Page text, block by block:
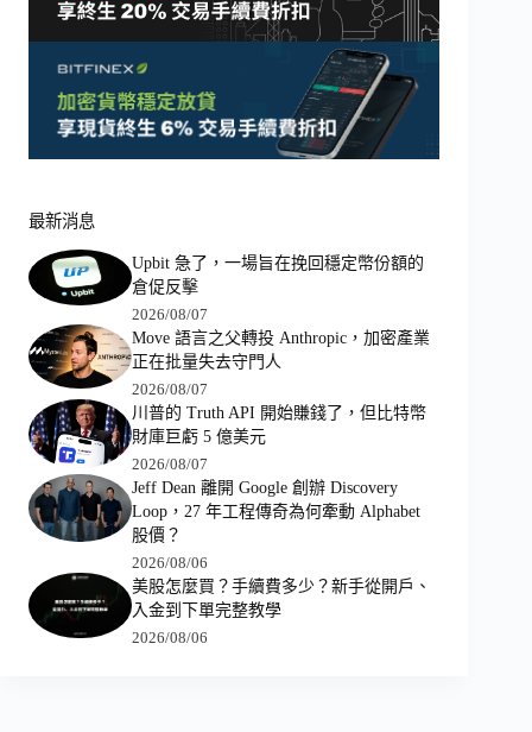
最新消息
Upbit 急了，一場旨在挽回穩定幣份額的
倉促反擊
2026/08/07
Move 語言之父轉投 Anthropic，加密產業
正在批量失去守門人
2026/08/07
川普的 Truth API 開始賺錢了，但比特幣
財庫巨虧 5 億美元
2026/08/07
Jeff Dean 離開 Google 創辦 Discovery
Loop，27 年工程傳奇為何牽動 Alphabet
股價？
2026/08/06
美股怎麼買？手續費多少？新手從開戶、
入金到下單完整教學
2026/08/06